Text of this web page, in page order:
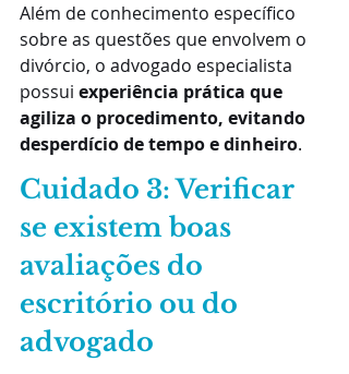
Além de conhecimento específico
sobre as questões que envolvem o
divórcio, o advogado especialista
possui experiência prática que
agiliza o procedimento, evitando
desperdício de tempo e dinheiro.
Cuidado 3: Verificar
se existem boas
avaliações do
escritório ou do
advogado